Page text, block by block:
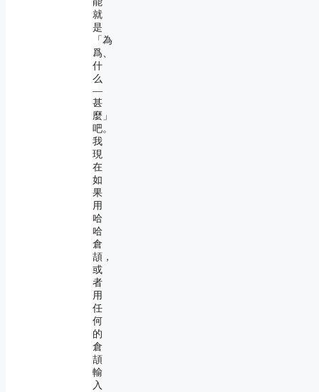
就
是
「為
爲、
什
么
―
甚
麼」
吧。
我
現
在
如
果
用
哈
哈
倉
頡，
或
者
用
任
何
的
倉
頡
輸
入